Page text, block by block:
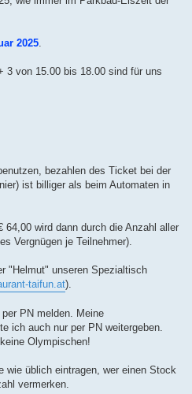
2025.
3 von 15.00 bis 18.00 sind für uns
bezahlen des Ticket bei der
ist billiger als beim Automaten in
64,00 wird dann durch die Anzahl aller
Vergnügen je Teilnehmer).
"Helmut" unseren Spezialtisch
taifun.at).
PN melden. Meine
ich auch nur per PN weitergeben.
Olympischen!
wie üblich eintragen, wer einen Stock
vermerken.